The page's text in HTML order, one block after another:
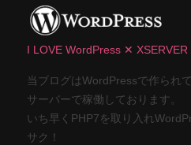
I LOVE WordPress ✕ XSERVER
当ブログはWordPressで作られ
サーバーで稼働しております。
いち早くPHP7を取り入れ
サク！